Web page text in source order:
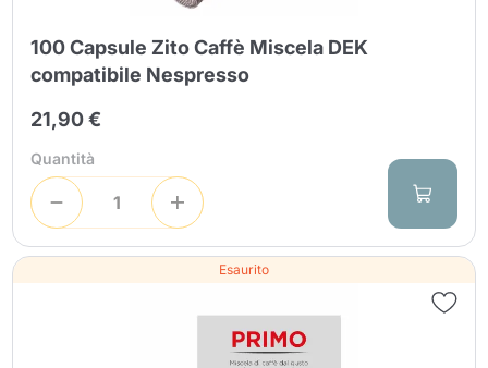
100 Capsule Zito Caffè Miscela DEK
compatibile Nespresso
21,90 €
Quantità
Esaurito